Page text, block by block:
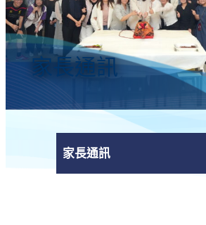
家長通訊
家長通訊